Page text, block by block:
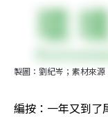
製圖：劉紀岑；素材來源
編按：一年又到了